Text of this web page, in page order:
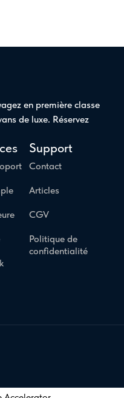
en première classe
de luxe. Réservez
Support
Contact
Articles
CGV
Politique de
confidentialité